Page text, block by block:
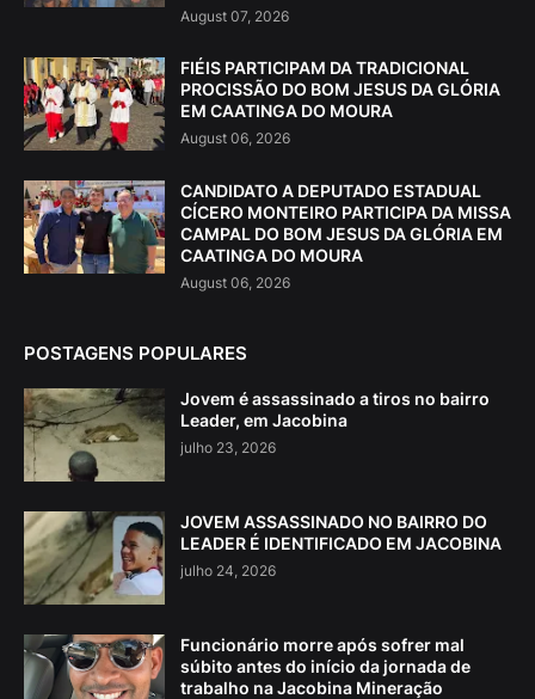
August 07, 2026
FIÉIS PARTICIPAM DA TRADICIONAL
PROCISSÃO DO BOM JESUS DA GLÓRIA
EM CAATINGA DO MOURA
August 06, 2026
CANDIDATO A DEPUTADO ESTADUAL
CÍCERO MONTEIRO PARTICIPA DA MISSA
CAMPAL DO BOM JESUS DA GLÓRIA EM
CAATINGA DO MOURA
August 06, 2026
POSTAGENS POPULARES
Jovem é assassinado a tiros no bairro
Leader, em Jacobina
julho 23, 2026
JOVEM ASSASSINADO NO BAIRRO DO
LEADER É IDENTIFICADO EM JACOBINA
julho 24, 2026
Funcionário morre após sofrer mal
súbito antes do início da jornada de
trabalho na Jacobina Mineração